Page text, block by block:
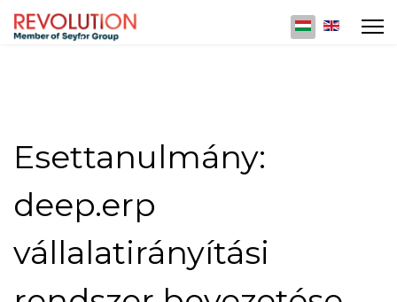
Válasszon
Esettanulmány:
deep.erp
vállalatirányítási